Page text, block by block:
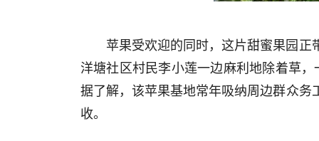
苹果受欢迎的同时，这片甜蜜果园
洋塘社区村民李小莲一边麻利地除着草
据了解，该苹果基地常年吸纳周边群众
收。